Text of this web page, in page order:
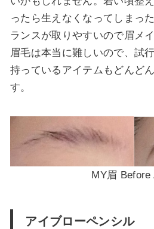
ったら生えなくなってしまっ
ランスが取りやすいので眉メ
眉毛は本当に難しいので、試
持っているアイテムもどんど
す。
MY眉 Before
アイブローペンシル